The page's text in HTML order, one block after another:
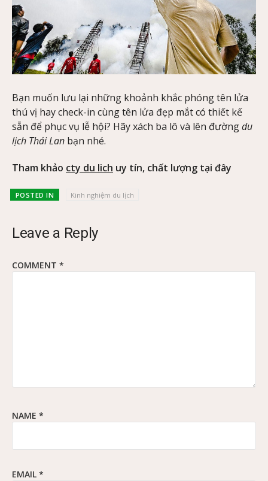
Bạn muốn lưu lại những khoảnh khắc phóng tên lửa
thú vị hay check-in cùng tên lửa đẹp mắt có thiết kế
sẵn để phục vụ lễ hội? Hãy xách ba lô và lên đườngdu
lịch Thái Lan bạn nhé.
Tham khảo cty du lich uy tín, chất lượng tại đây
POSTED IN Kinh nghiệm du lịch
Leave a Reply
COMMENT *
NAME *
EMAIL *